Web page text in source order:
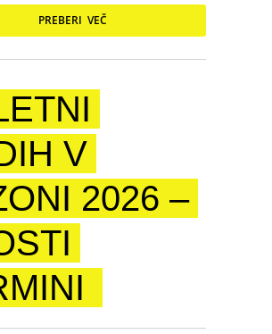
PREBERI VEČ
V
2026 –